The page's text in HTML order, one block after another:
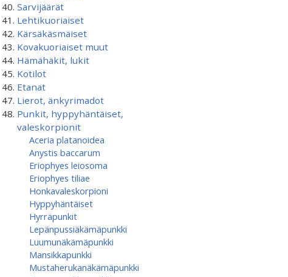
Sarvijäärät
Lehtikuoriaiset
Kärsäkäsmäiset
Kovakuoriaiset muut
Hämähäkit, lukit
Kotilot
Etanat
Lierot, änkyrimadot
Punkit, hyppyhäntäiset,
valeskorpionit
Aceria platanoidea
Anystis baccarum
Eriophyes leiosoma
Eriophyes tiliae
Honkavaleskorpioni
Hyppyhäntäiset
Hyrräpunkit
Lepänpussiäkämäpunkki
Luumunäkämäpunkki
Mansikkapunkki
Mustaherukanäkämäpunkki